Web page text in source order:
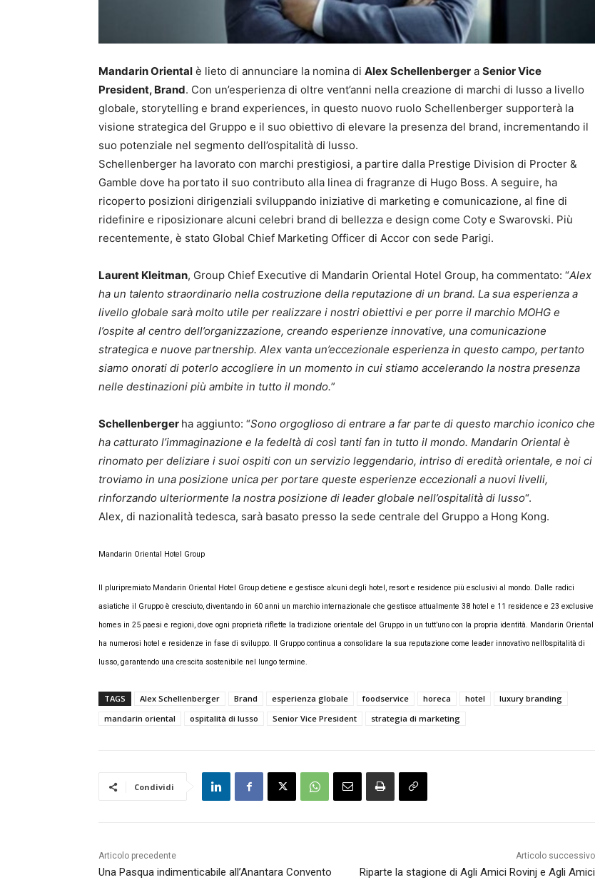
Mandarin Oriental è lieto di annunciare la nomina di Alex Schellenberger a Senior Vice
President, Brand. Con un’esperienza di oltre vent’anni nella creazione di marchi di lusso a livello
globale, storytelling e brand experiences, in questo nuovo ruolo Schellenberger supporterà la
visione strategica del Gruppo e il suo obiettivo di elevare la presenza del brand, incrementando il
suo potenziale nel segmento dell’ospitalità di lusso.
Schellenberger ha lavorato con marchi prestigiosi, a partire dalla Prestige Division di Procter &
Gamble dove ha portato il suo contributo alla linea di fragranze di Hugo Boss. A seguire, ha
ricoperto posizioni dirigenziali sviluppando iniziative di marketing e comunicazione, al fine di
ridefinire e riposizionare alcuni celebri brand di bellezza e design come Coty e Swarovski. Più
recentemente, è stato Global Chief Marketing Officer di Accor con sede Parigi.
Laurent Kleitman, Group Chief Executive di Mandarin Oriental Hotel Group, ha commentato: “Alex
ha un talento straordinario nella costruzione della reputazione di un brand. La sua esperienza a
livello globale sarà molto utile per realizzare i nostri obiettivi e per porre il marchio MOHG e
l’ospite al centro dell’organizzazione, creando esperienze innovative, una comunicazione
strategica e nuove partnership. Alex vanta un’eccezionale esperienza in questo campo, pertanto
siamo onorati di poterlo accogliere in un momento in cui stiamo accelerando la nostra presenza
nelle destinazioni più ambite in tutto il mondo.”
Schellenberger ha aggiunto: “Sono orgoglioso di entrare a far parte di questo marchio iconico che
ha catturato l’immaginazione e la fedeltà di così tanti fan in tutto il mondo. Mandarin Oriental è
rinomato per deliziare i suoi ospiti con un servizio leggendario, intriso di eredità orientale, e noi ci
troviamo in una posizione unica per portare queste esperienze eccezionali a nuovi livelli,
rinforzando ulteriormente la nostra posizione di leader globale nell’ospitalità di lusso“.
Alex, di nazionalità tedesca, sarà basato presso la sede centrale del Gruppo a Hong Kong.
Mandarin Oriental Hotel Group
Il pluripremiato Mandarin Oriental Hotel Group detiene e gestisce alcuni degli hotel, resort e residence più esclusivi al mondo. Dalle radici
asiatiche il Gruppo è cresciuto, diventando in 60 anni un marchio internazionale che gestisce attualmente 38 hotel e 11 residence e 23 exclusive
homes in 25 paesi e regioni, dove ogni proprietà riflette la tradizione orientale del Gruppo in un tutt’uno con la propria identità. Mandarin Oriental
ha numerosi hotel e residenze in fase di sviluppo. Il Gruppo continua a consolidare la sua reputazione come leader innovativo nell’ospitalità di
lusso, garantendo una crescita sostenibile nel lungo termine.
TAGS Alex Schellenberger Brand esperienza globale foodservice horeca hotel
luxury branding
mandarin oriental
ospitalità di lusso Senior Vice President strategia di marketing
Condividi
Articolo precedente
Una Pasqua indimenticabile all’Anantara Convento
Articolo successivo
Riparte la stagione di Agli Amici Rovinj e Agli Amici